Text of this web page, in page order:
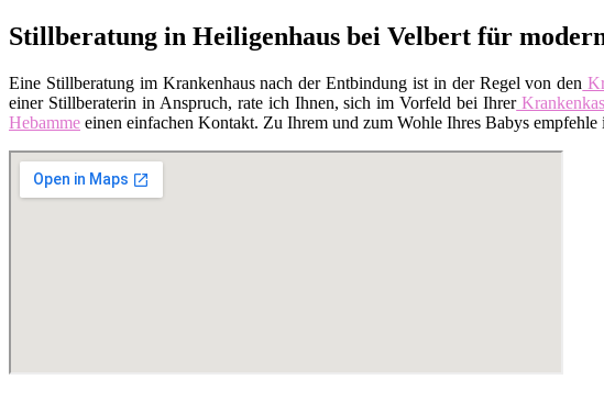
Stillberatung in Heiligenhaus bei Velbert für
Eine Stillberatung im Krankenhaus nach der Entbindung ist in der Regel von den
einer Stillberaterin in Anspruch, rate ich Ihnen, sich im Vorfeld bei Ihrer
Hebamme einen einfachen Kontakt. Zu Ihrem und zum Wohle Ihres Babys